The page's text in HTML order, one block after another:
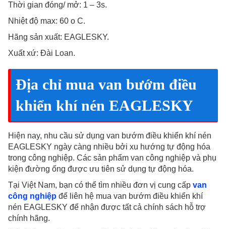
Thời gian đóng/ mở: 1 – 3s.
Nhiệt độ max: 60 o C.
Hãng sản xuất: EAGLESKY.
Xuất xứ: Đài Loan.
Địa chỉ mua van bướm điều
khiển khí nén EAGLESKY
Hiện nay, nhu cầu sử dụng van bướm điều khiển khí nén
EAGLESKY ngày càng nhiều bởi xu hướng tự động hóa
trong công nghiệp. Các sản phẩm van công nghiệp và phụ
kiện đường ống được ưu tiên sử dụng tự động hóa.
Tại Việt Nam, bạn có thể tìm nhiều đơn vị cung cấp van
công nghiệp để liên hệ mua van bướm điều khiển khí
nén EAGLESKY để nhận được tất cả chính sách hỗ trợ
chính hãng.